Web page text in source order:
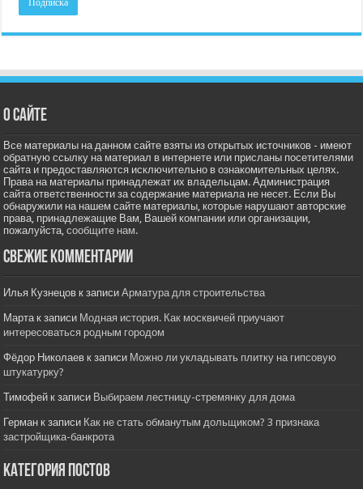
О сайте
Все материалы на данном сайте взяты из открытых источников - имеют
обратную ссылку на материал в интернете или присланы посетителями
сайта и предоставляются исключительно в ознакомительных целях.
Права на материалы принадлежат их владельцам. Администрация
сайта ответственности за содержание материала не несет. Если Вы
обнаружили на нашем сайте материалы, которые нарушают авторские
права, принадлежащие Вам, Вашей компании или организации,
пожалуйста,сообщите нам.
Свежие комментарии
Илья Кузнецов к записиАрматура для строительства
Мартак записи Модная история. Как москвичей приучают
интересоваться родным городом
Фёдор Николаев к записи Можно ли укладывать плитку на гипсовую
штукатурку?
Тимофей к записи Выбираем лестницу-стремянку для дома
Герман к записи Как не стать обманутым дольщиком? 3 признака
застройщика-банкрота
Категория постов